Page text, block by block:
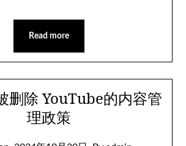
Read more
删除 YouTube的内容管
理政策